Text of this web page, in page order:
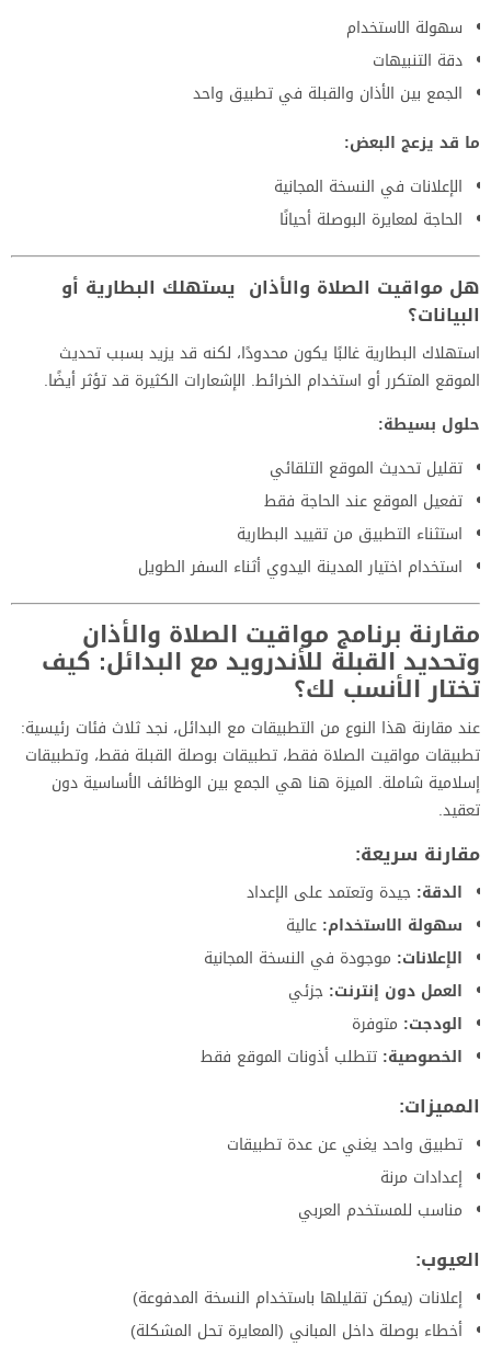
سهولة الاستخدام
دقة التنبيهات
الجمع بين الأذان والقبلة في تطبيق واحد
ما قد يزعج البعض:
الإعلانات في النسخة المجانية
الحاجة لمعايرة البوصلة أحيانًا
هل مواقيت الصلاة والأذان يستهلك البطارية أو
البيانات؟
استهلاك البطارية غالبًا يكون محدودًا، لكنه قد يزيد بسبب تحديث
الموقع المتكرر أو استخدام الخرائط. الإشعارات الكثيرة قد تؤثر أيضًا.
حلول بسيطة:
تقليل تحديث الموقع التلقائي
تفعيل الموقع عند الحاجة فقط
استثناء التطبيق من تقييد البطارية
استخدام اختيار المدينة اليدوي أثناء السفر الطويل
مقارنة برنامج مواقيت الصلاة والأذان
وتحديد القبلة للأندرويد مع البدائل: كيف
تختار الأنسب لك؟
عند مقارنة هذا النوع من التطبيقات مع البدائل، نجد ثلاث فئات رئيسية:
تطبيقات مواقيت الصلاة فقط، تطبيقات بوصلة القبلة فقط، وتطبيقات
إسلامية شاملة. الميزة هنا هي الجمع بين الوظائف الأساسية دون
تعقيد.
مقارنة سريعة:
الدقة: جيدة وتعتمد على الإعداد
سهولة الاستخدام: عالية
الإعلانات: موجودة في النسخة المجانية
العمل دون إنترنت: جزئي
الودجت: متوفرة
الخصوصية: تتطلب أذونات الموقع فقط
المميزات:
تطبيق واحد يغني عن عدة تطبيقات
إعدادات مرنة
مناسب للمستخدم العربي
العيوب:
إعلانات (يمكن تقليلها باستخدام النسخة المدفوعة)
أخطاء بوصلة داخل المباني (المعايرة تحل المشكلة)